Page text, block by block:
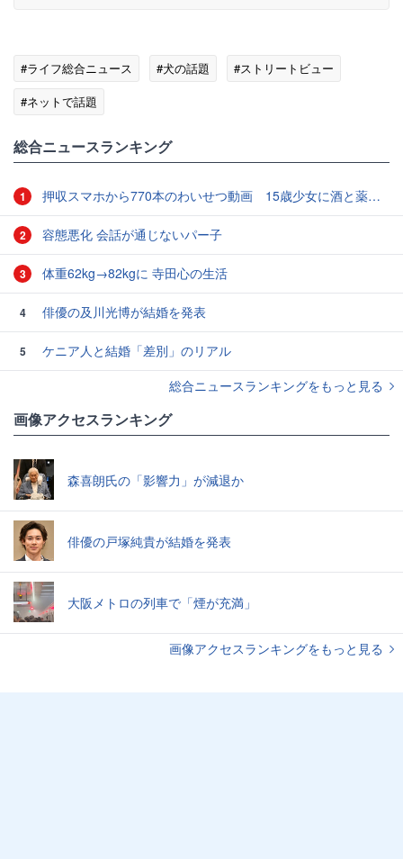
#ライフ総合ニュース #犬の話題
#ストリートビュー
#ネットで話題
総合ニュースランキング
1 押収スマホから770本のわいせつ動画 15歳少女に酒と薬飲ませ性的暴行か 54歳男を再逮捕 「薬もありますよ」とSNSで誘い出し
2 容態悪化 会話が通じないパー子
3 体重62kg→82kgに 寺田心の生活
4 俳優の及川光博が結婚を発表
5
ケニア人と結婚「差別」のリアル
総合ニュースランキングをもっと見る
画像アクセスランキング
森喜朗氏の「影響力」が減退か
俳優の戸塚純貴が結婚を発表
大阪メトロの列車で「煙が充満」
画像アクセスランキングをもっと見る